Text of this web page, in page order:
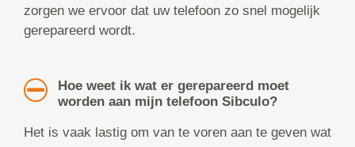
zorgen we ervoor dat uw telefoon zo snel mogelijk
gerepareerd wordt.
Hoe weet ik wat er gerepareerd moet
worden aan mijn telefoon Sibculo?
Het is vaak lastig om van te voren aan te geven wat